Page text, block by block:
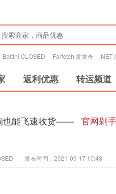
Baltini CLOSED Farfetch 发发奇
返利优惠 转运频道
也能飞速收货—— 官网剁
发布时间：2021-09-17 10:48